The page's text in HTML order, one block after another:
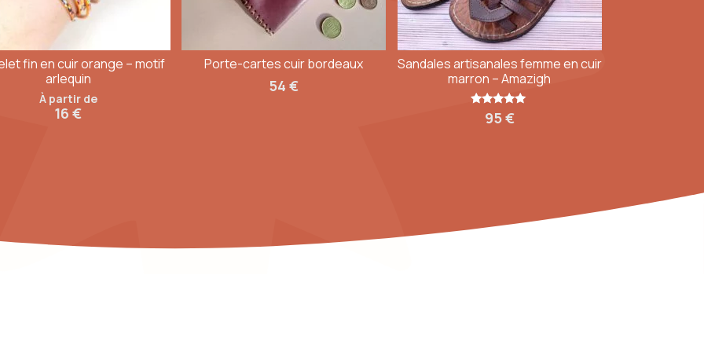
fin en cuir orange – motif
arlequin
À partir de
16€
Porte-cartes cuir bordeaux
54€
Sandales artisanales femme en cuir
marron – Amazigh
Note
4.95
95€